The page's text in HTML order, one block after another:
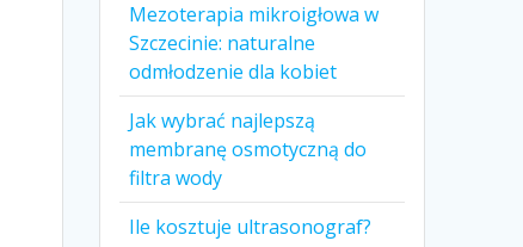
Mezoterapia mikroigłowa w
Szczecinie: naturalne
odmłodzenie dla kobiet
Jak wybrać najlepszą
membranę osmotyczną do
filtra wody
Ile kosztuje ultrasonograf?